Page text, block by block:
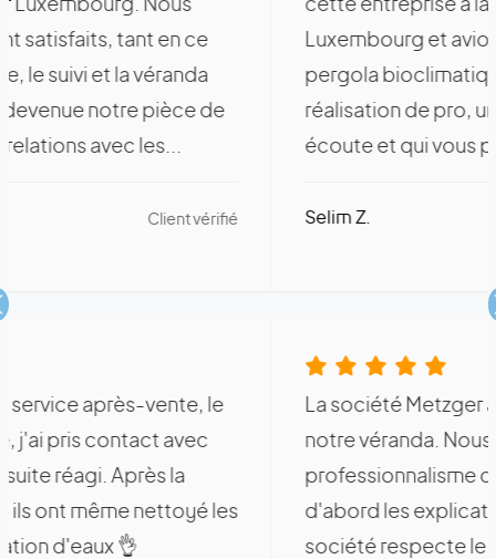
cette entreprise à la foire expo de
Luxembourg et avions commandé une
pergola bioclimatique. Un service et une
réalisation de pro, un conseiller qui vous
écoute et qui vous propose la meilleure...
Client vérifié
La société Metzger a réalisé la toiture de
notre véranda. Nous pouvons saluer le
professionnalisme de cette société. Tout
d'abord les explications sont très claires, la
société respecte le planning. Le chantier est